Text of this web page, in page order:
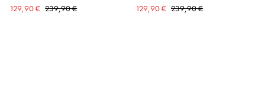
129,90 € 239,90 € 129,90 € 239,90 €